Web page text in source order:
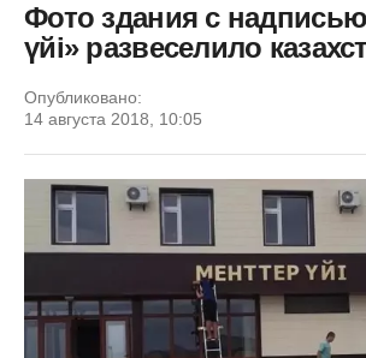
Фото здания с
үйі» развеселило
Опубликовано:
14 августа 2018, 10:05